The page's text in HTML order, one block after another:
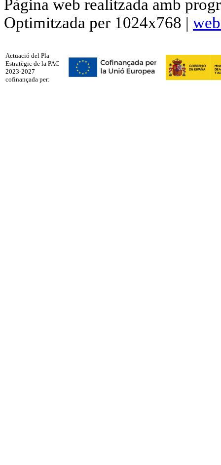
Pàgina web realitzada amb
Optimitzada per 1024x768 |
Actuació del Pla
Estratègic de la PAC
2023-2027
cofinançada per: